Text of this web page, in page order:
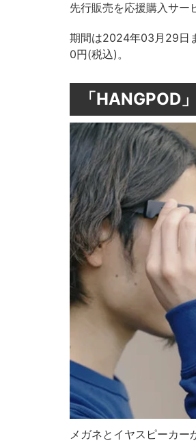
先行販売を応援購入サー
期間は2024年03月29日
0円(税込)。
「HANGPOD
メガネとイヤスピーカー